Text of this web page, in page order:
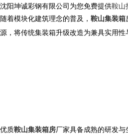
沈阳坤诚彩钢有限公司为您免费提供鞍山
随着模块化建筑理念的普及， 鞍山集装箱
源，将传统集装箱升级改造为兼具实用
优质鞍山集装箱房厂家具备成熟的研发